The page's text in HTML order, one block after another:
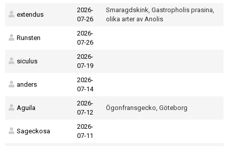
extendus
2026-
07-26
Smaragdskink, Gastropholis prasina,
olika arter av Anolis
Runsten
2026-
07-26
siculus
2026-
07-19
anders
2026-
07-14
Aguila
2026-
07-12
Ögonfransgecko, Göteborg
Sageckosa
2026-
07-11